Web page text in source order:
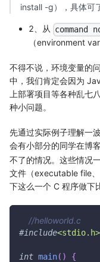
install -g），具体可
2、从 command
（environment
不得不说，环境变量的
中，我们肯定会因为
上部署项目等各种乱七
种小问题。
先通过实际例子理解一
会有小部分的同学在博
不了的情况。这些情况
文件（executable file
下这么一个 C 程序做下
//helloworld.c
#include<stdio.h>
int main( ) {